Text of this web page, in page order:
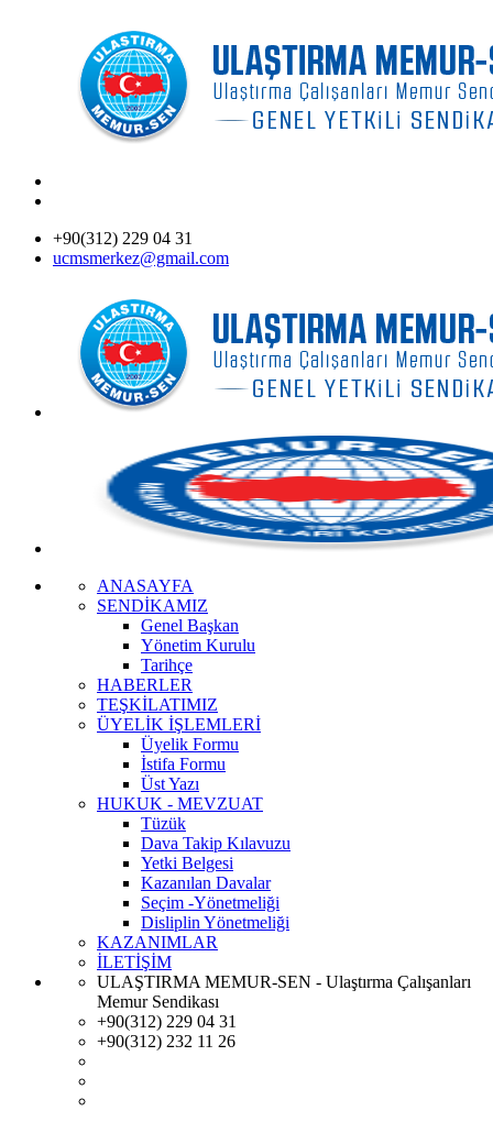
+90(312) 229 04 31
ucmsmerkez@gmail.com
ANASAYFA
SENDİKAMIZ
Genel Başkan
Yönetim Kurulu
Tarihçe
HABERLER
TEŞKİLATIMIZ
ÜYELİK İŞLEMLERİ
Üyelik Formu
İstifa Formu
Üst Yazı
HUKUK - MEVZUAT
Tüzük
Dava Takip Kılavuzu
Yetki Belgesi
Kazanılan Davalar
Seçim -Yönetmeliği
Disliplin Yönetmeliği
KAZANIMLAR
İLETİŞİM
ULAŞTIRMA MEMUR-SEN - Ulaştırma Çalışanları
Memur Sendikası
+90(312) 229 04 31
+90(312) 232 11 26